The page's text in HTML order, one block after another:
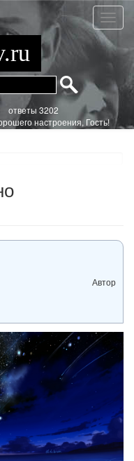
В
так
ответы 3202
настроения, Гость!
Автор